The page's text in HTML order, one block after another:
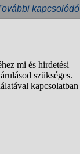
gyereknek?
a vasútért.
Magyarország24